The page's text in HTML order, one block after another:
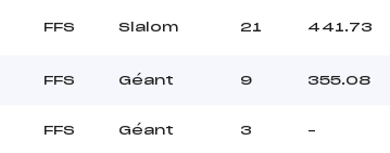
FFS Slalom 21 441.73
FFS Géant 9 355.08
FFS Géant 3 –